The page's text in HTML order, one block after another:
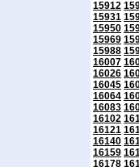
15912
15931
15950
15969
15988
16007
16026
16045
16064
16083
16102
16121
16140
16159
16178